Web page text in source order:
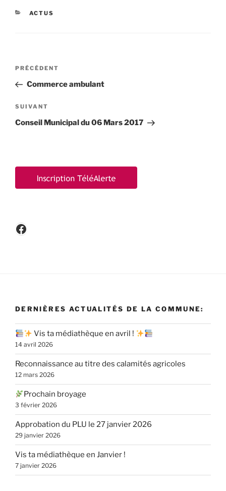
CATÉGORIES
ACTUS
Navigation
l’article
Article
précédent
PRÉCÉDENT
Commerce ambulant
Article
suivant
SUIVANT
Conseil Municipal du 06 Mars 2017
Facebook
DERNIÈRES ACTUALITÉS DE LA COMMUNE:
Vis ta médiathèque en avril !
14 avril 2026
Reconnaissance au titre des calamités agricoles
12 mars 2026
Prochain broyage
3 février 2026
Approbation du PLU le 27 janvier 2026
29 janvier 2026
Vis ta médiathèque en Janvier !
7 janvier 2026